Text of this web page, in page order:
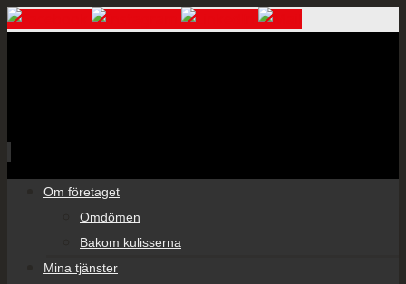
Om företaget
Omdömen
Bakom kulisserna
Mina tjänster